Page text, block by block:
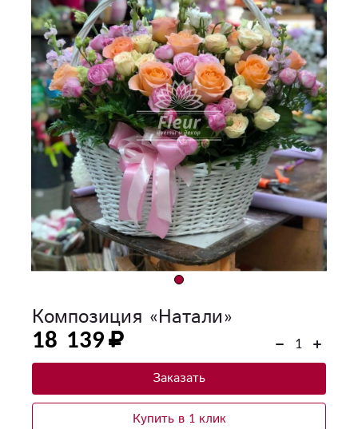
Композиция «Натали»
18 139
Заказать
Купить в 1 клик